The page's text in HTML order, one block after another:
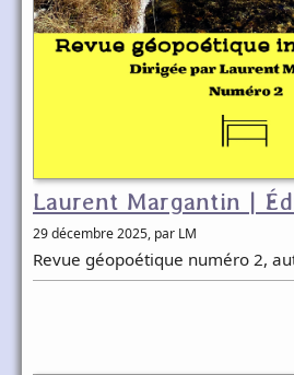
Laurent Margantin |
29 décembre 2025, par LM
Revue géopoétique numéro 2,